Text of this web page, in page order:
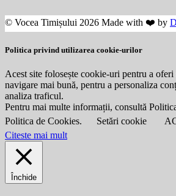
© Vocea Timișului 2026 Made with ❤️ by
Politica privind utilizarea cookie-urilor
Acest site folosește cookie-uri pentru a oferi
navigare mai bună, pentru a personaliza
analiza traficul.
Pentru mai multe informații, consultă
Politica de Cookies.
Setări cookie
Citeste mai mult
Închide